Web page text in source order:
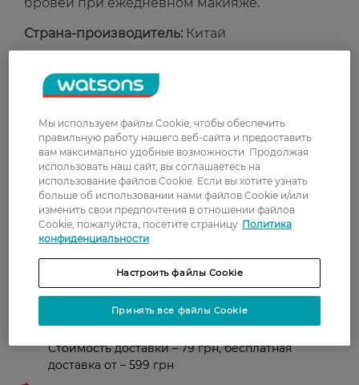
бровей при ежедневном макияже.
Страна-производитель: Китай
Рейтинг и отзывы
0
З 0 відгуків
0 відгуків
Доставка
Новая почта
В отделение Новой почты - 99 грн, бесплатно
от 699 грн
Укрпочта
Стоимость доставки – 79 грн, бесплатная
доставка от – 599 грн
Мы используем файлы Cookie, чтобы обеспечить
правильную работу нашего веб-сайта и предоставить
вам максимально удобные возможности. Продолжая
использовать наш сайт, вы соглашаетесь на
использование файлов Cookie. Если вы хотите узнать
больше об использовании нами файлов Cookie и/или
изменить свои предпочтения в отношении файлов
Cookie, пожалуйста, посетите страницу Политика
конфиденциальности
Настроить файлы Cookie
Принять все файлы Cookie